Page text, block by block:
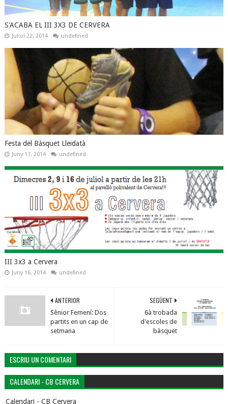
S'ACABA EL III 3X3 DE CERVERA
Juliol 22, 2014 undefined
Festa del Bàsquet Lleidatà
Juny 17, 2014 undefined
III 3x3 a Cervera
Juny 16, 2014 undefined
SEGÜENT
6à trobada
d'escoles de
bàsquet
ANTERIOR
Sènior Femení: Dos
partits en un cap de
setmana
ESCRIU UN COMENTARI
CALENDARI - CB CERVERA
Calendari - CB Cervera